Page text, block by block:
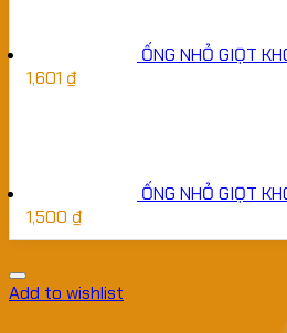
ỐNG NHỎ GIỌT
1,601 ₫
ỐNG NHỎ GIỌT
1,500 ₫
Add to wishlist